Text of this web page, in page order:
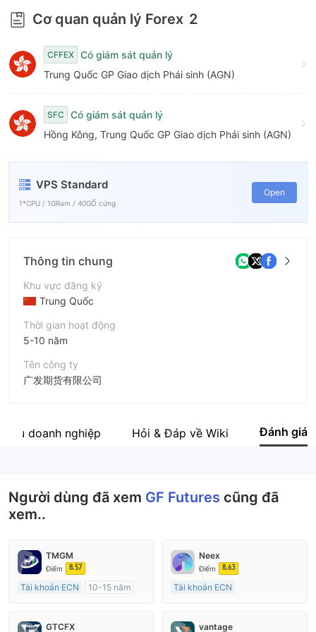
7
8
9
Cơ quan quản lý Forex 2
CFFEX Có giám sát quản lý
Trung Quốc GP Giao dịch Phái sinh (AGN)
SFC
Có giám sát quản lý
Hồng Kông, Trung Quốc GP Giao dịch Phái sinh (AGN)
VPS Standard
1*CPU / 1GRam / 40GỔ cứng
Open
Thông tin chung
Khu vực đăng ký
Trung Quốc
Thời gian hoạt động
5-10 năm
Tên công ty
广发期货有限公司
Nhân viên doanh nghiệp
doanh nghiệp Hỏi & Đáp về Wiki Đánh giá
Người dùng đã xem GF Futures cũng đã
xem..
TMGM
Điểm 8.57
Tài khoản ECN
10-15 năm
Neex
Điểm 8.63
Tài khoản ECN
Đăng ký tại Nước Úc
GTCFX vantage